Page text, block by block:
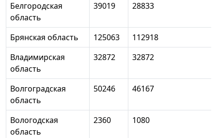
Белгородская
область
39019 28833
Брянская область 125063
112918
Владимирская
область
32872 32872
Волгоградская
область
50246 46167
Вологодская
область
2360 1080